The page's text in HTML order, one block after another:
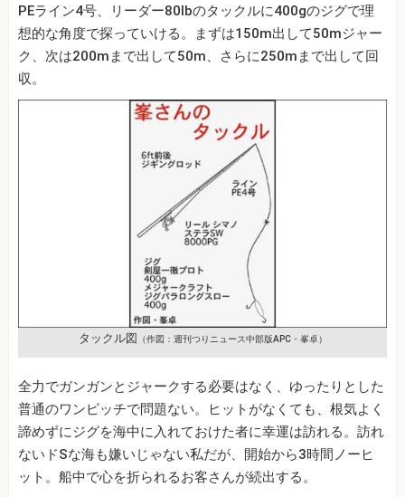
PEライン4号、リーダー80lbのタックルに400gのジグで理
想的な角度で探っていける。まずは150m出して50mジャー
ク、次は200mまで出して50m、さらに250mまで出して回
収。
タックル図 （作図：週刊つりニュース中部版APC・峯卓）
全力でガンガンとジャークする必要はなく、ゆったりとした
普通のワンピッチで問題ない。ヒットがなくても、根気よく
諦めずにジグを海中に入れておけた者に幸運は訪れる。訪れ
ないドSな海も嫌いじゃない私だが、開始から3時間ノーヒ
ット。船中で心を折られるお客さんが続出する。